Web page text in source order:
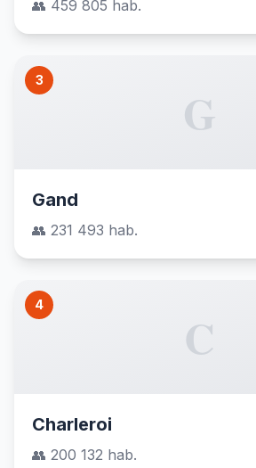
👥 459 805 hab.
3
G
Gand
👥 231 493 hab.
4
C
Charleroi
👥 200 132 hab.